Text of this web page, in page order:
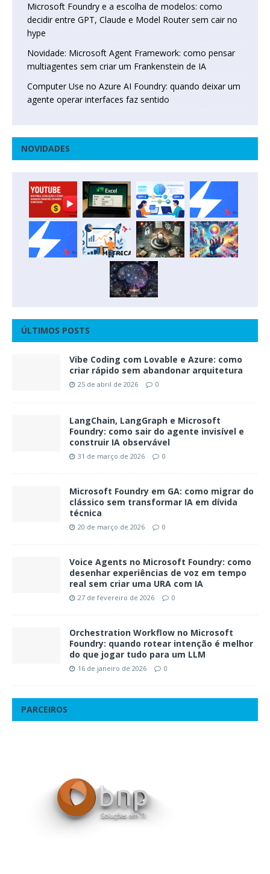
Microsoft Foundry e a escolha de modelos: como
decidir entre GPT, Claude e Model Router sem cair no
hype
Novidade: Microsoft Agent Framework: como pensar
multiagentes sem criar um Frankenstein de IA
Computer Use no Azure AI Foundry: quando deixar um
agente operar interfaces faz sentido
NOVIDADES
ÚLTIMOS POSTS
Vibe Coding com Lovable e Azure: como
criar rápido sem abandonar arquitetura
25 de abril de 2026 0
LangChain, LangGraph e Microsoft
Foundry: como sair do agente invisível e
construir IA observável
31 de março de 2026 0
Microsoft Foundry em GA: como migrar do
clássico sem transformar IA em dívida
técnica
20 de março de 2026 0
Voice Agents no Microsoft Foundry: como
desenhar experiências de voz em tempo
real sem criar uma URA com IA
27 de fevereiro de 2026 0
Orchestration Workflow no Microsoft
Foundry: quando rotear intenção é melhor
do que jogar tudo para um LLM
16 de janeiro de 2026 0
PARCEIROS